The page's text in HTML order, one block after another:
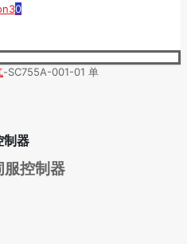
0
-SC755A-001-01 单
器
控制器